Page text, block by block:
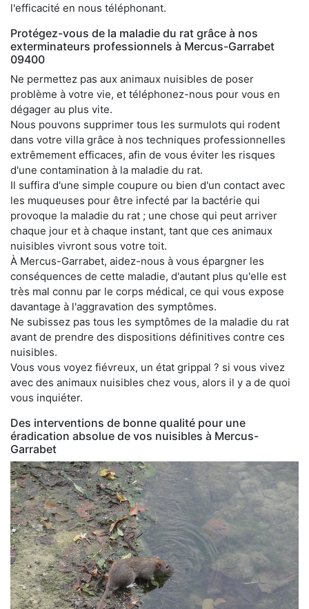
l'efficacité en nous téléphonant.
Protégez-vous de la maladie du rat grâce à nos
exterminateurs professionnels à Mercus-Garrabet
09400
Ne permettez pas aux animaux nuisibles de poser
problème à votre vie, et téléphonez-nous pour vous en
dégager au plus vite.
Nous pouvons supprimer tous les surmulots qui rodent
dans votre villa grâce à nos techniques professionnelles
extrêmement efficaces, afin de vous éviter les risques
d'une contamination à la maladie du rat.
Il suffira d'une simple coupure ou bien d'un contact avec
les muqueuses pour être infecté par la bactérie qui
provoque la maladie du rat ; une chose qui peut arriver
chaque jour et à chaque instant, tant que ces animaux
nuisibles vivront sous votre toit.
À Mercus-Garrabet, aidez-nous à vous épargner les
conséquences de cette maladie, d'autant plus qu'elle est
très mal connu par le corps médical, ce qui vous expose
davantage à l'aggravation des symptômes.
Ne subissez pas tous les symptômes de la maladie du rat
avant de prendre des dispositions définitives contre ces
nuisibles.
Vous vous voyez fiévreux, un état grippal ? si vous vivez
avec des animaux nuisibles chez vous, alors il y a de quoi
vous inquiéter.
Des interventions de bonne qualité pour une
éradication absolue de vos nuisibles à Mercus-
Garrabet